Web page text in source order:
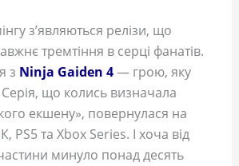
з’являються релізи, що
тремтіння в серці фанатів.
з Ninja Gaiden 4— грою, яку
що колись визначала
екшену», повернулася на
PS5 та Xbox Series. І хоча від
минуло понад десять